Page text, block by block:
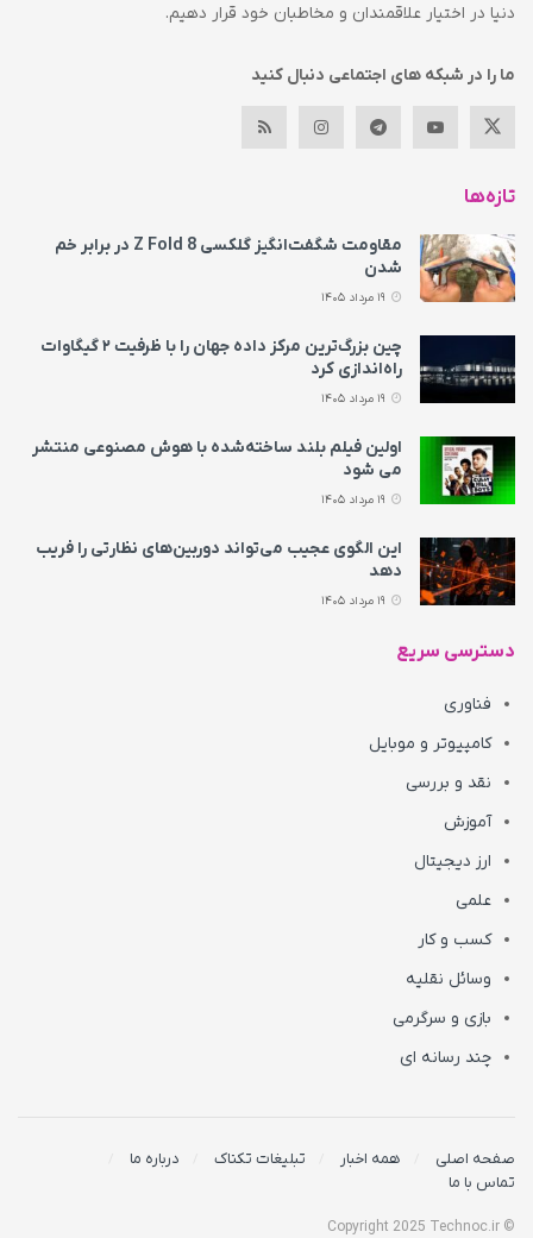
دنیا در اختیار علاقمندان و مخاطبان خود قرار دهیم.
ما را در شبکه های اجتماعی دنبال کنید
تازه‌ها
مقاومت شگفت‌انگیز گلکسی Z Fold 8 در برابر خم
شدن
چین بزرگ‌ترین مرکز داده جهان را با ظرفیت ۲ گیگاوات
راه‌اندازی کرد
اولین فیلم بلند ساخته‌شده با هوش مصنوعی منتشر
می‌ شود
این الگوی عجیب می‌تواند دوربین‌های نظارتی را فریب
دهد
دسترسی سریع
فناوری
کامپیوتر و موبایل
نقد و بررسی
آموزش
ارز دیجیتال
علمی
کسب و کار
وسائل نقلیه
بازی و سرگرمی
چند رسانه ای
صفحه اصلی همه اخبار تبلیغات تکناک
درباره ما
تماس با ما
© Copyright 2025 Technoc.ir